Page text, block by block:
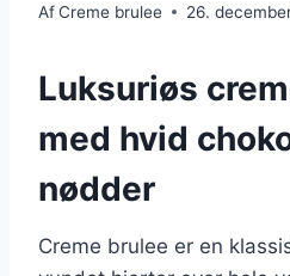
AfCreme brulee 26.
Luksuriøs
med hvid
nødder
Creme brulee er en